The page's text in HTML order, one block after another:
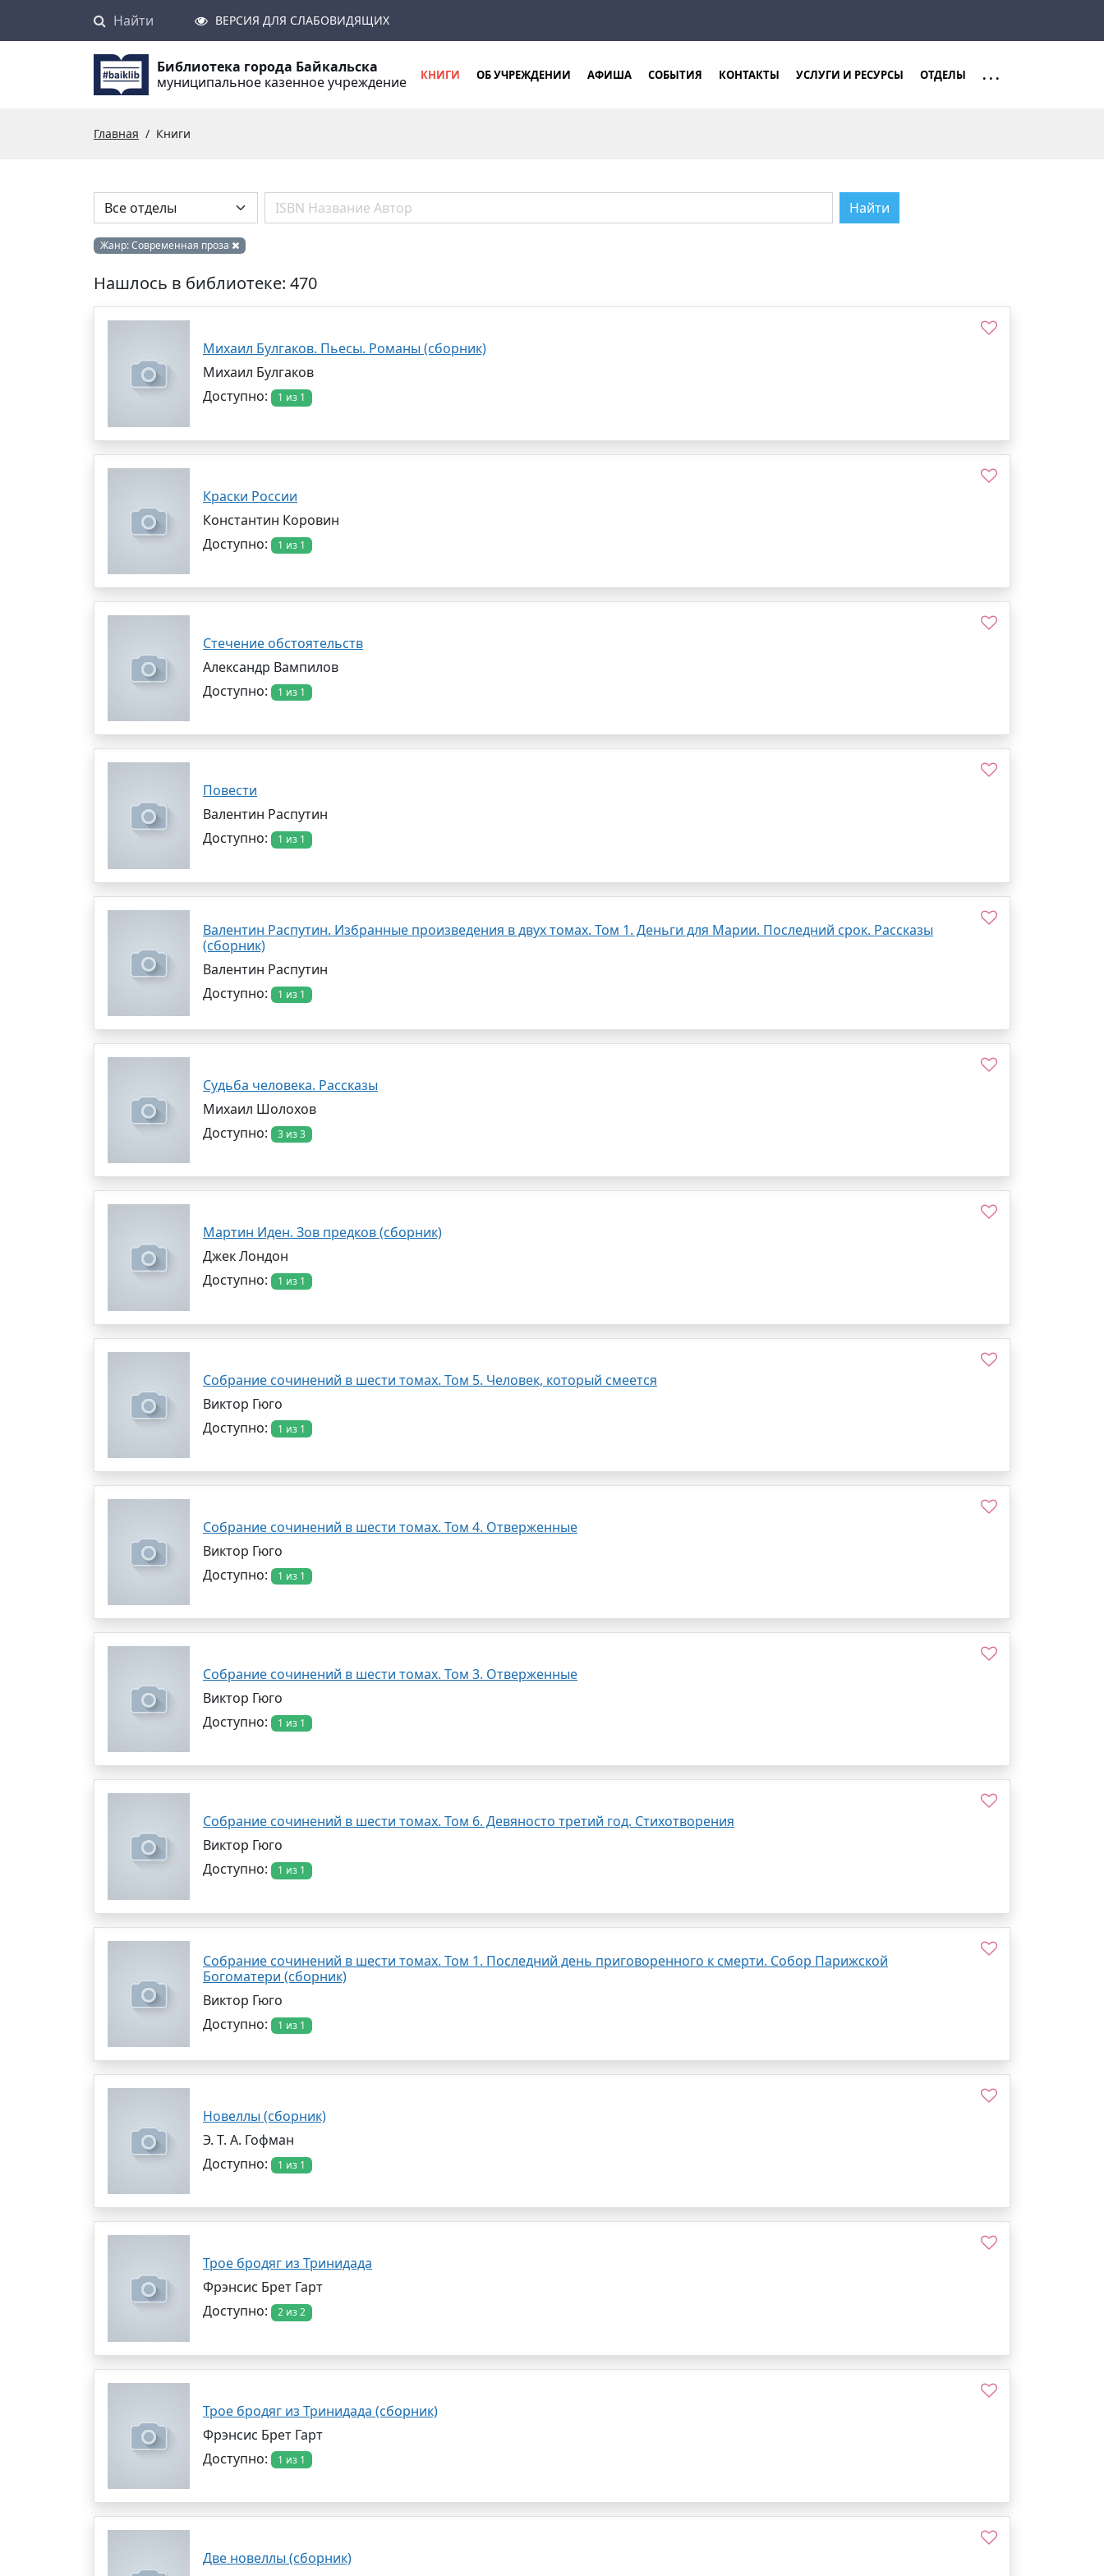
Найти
Жанр:Современная проза
Нашлось в библиотеке: 470
Михаил Булгаков. Пьесы. Романы (сборник)
Михаил Булгаков
Доступно:
1 из 1
Краски России
Константин Коровин
Доступно:
1 из 1
Стечение обстоятельств
Александр Вампилов
Доступно:
1 из 1
Повести
Валентин Распутин
Доступно:
1 из 1
Валентин Распутин. Избранные произведения в двух томах. Том 1. Деньги для Марии. Последний срок. Рассказы
(сборник)
Валентин Распутин
Доступно:
1 из 1
Судьба человека. Рассказы
Михаил Шолохов
Доступно:
3 из 3
Мартин Иден. Зов предков (сборник)
Джек Лондон
Доступно:
1 из 1
Собрание сочинений в шести томах. Том 5. Человек, который смеется
Виктор Гюго
Доступно:
1 из 1
Собрание сочинений в шести томах. Том 4. Отверженные
Виктор Гюго
Доступно:
1 из 1
Собрание сочинений в шести томах. Том 3. Отверженные
Виктор Гюго
Доступно:
1 из 1
Собрание сочинений в шести томах. Том 6. Девяносто третий год. Стихотворения
Виктор Гюго
Доступно:
1 из 1
Собрание сочинений в шести томах. Том 1. Последний день приговоренного к смерти. Собор Парижской
Богоматери (сборник)
Виктор Гюго
Доступно:
1 из 1
Новеллы (сборник)
Э. Т. А. Гофман
Доступно:
1 из 1
Трое бродяг из Тринидада
Фрэнсис Брет Гарт
Доступно:
2 из 2
Трое бродяг из Тринидада (сборник)
Фрэнсис Брет Гарт
Доступно:
1 из 1
Две новеллы (сборник)
Поиск
Найти
Найти ВЕРСИЯ ДЛЯ СЛАБОВИДЯЩИХ
Библиотека города Байкальска
муниципальное казенное учреждение
КНИГИ ОБ УЧРЕЖДЕНИИ АФИША СОБЫТИЯ КОНТАКТЫ УСЛУГИ И РЕСУРСЫ ОТДЕЛЫ ...
Главная Книги